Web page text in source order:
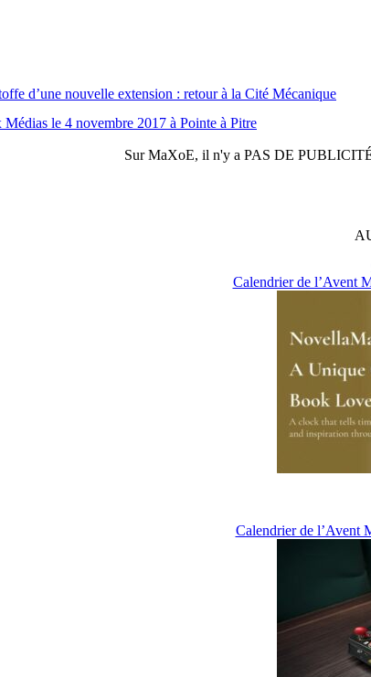
d’une nouvelle extension : retour à la Cité Mécanique
Médias le 4 novembre 2017 à Pointe à Pitre
SurMaXoE, il n'y a PAS DE
Calendrier de l’Avent
Calendrier de l’Avent